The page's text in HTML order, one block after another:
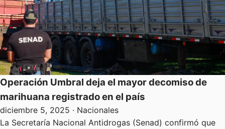
Operación Umbral deja el mayor decomiso de
marihuana registrado en el país
diciembre 5, 2025 · Nacionales
La Secretaría Nacional Antidrogas (Senad) confirmó que